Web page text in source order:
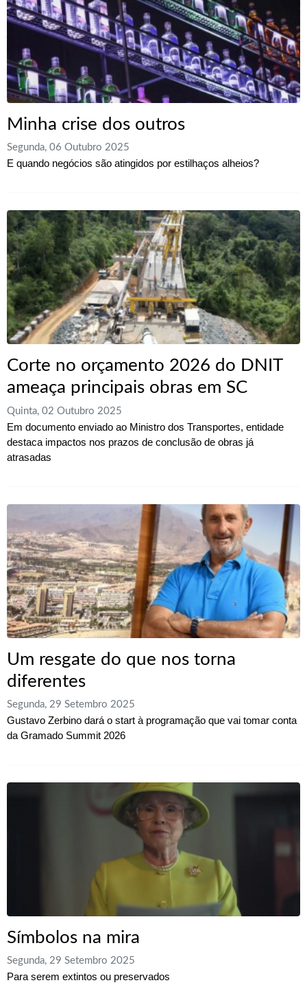
Minha crise dos outros
Segunda, 06 Outubro 2025
E quando negócios são atingidos por estilhaços alheios?
Corte no orçamento 2026 do DNIT
ameaça principais obras em SC
Quinta, 02 Outubro 2025
Em documento enviado ao Ministro dos Transportes, entidade
destaca impactos nos prazos de conclusão de obras já
atrasadas
Um resgate do que nos torna
diferentes
Segunda, 29 Setembro 2025
Gustavo Zerbino dará o start à programação que vai tomar conta
da Gramado Summit 2026
Símbolos na mira
Segunda, 29 Setembro 2025
Para serem extintos ou preservados